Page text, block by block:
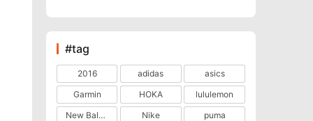
#tag
2016 adidas
asics
Garmin
HOKA
lululemon
New Balance
Nike
puma